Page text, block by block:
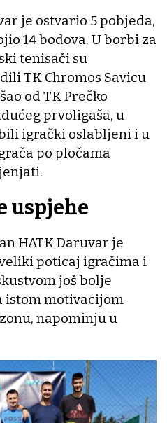
je ostvario 5 pobjeda,
14 bodova. U borbi za
tenisači su
TK Chromos Savicu
od TK Prečko
prvoligaša, u
igrački oslabljeni i u
po pločama
uspjehe
HATK Daruvar je
poticaj igračima i
još bolje
istom motivacijom
napominju u